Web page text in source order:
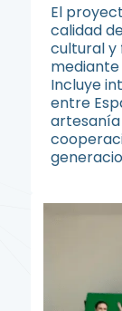
El
calidad
cultural y
Incluye
entre